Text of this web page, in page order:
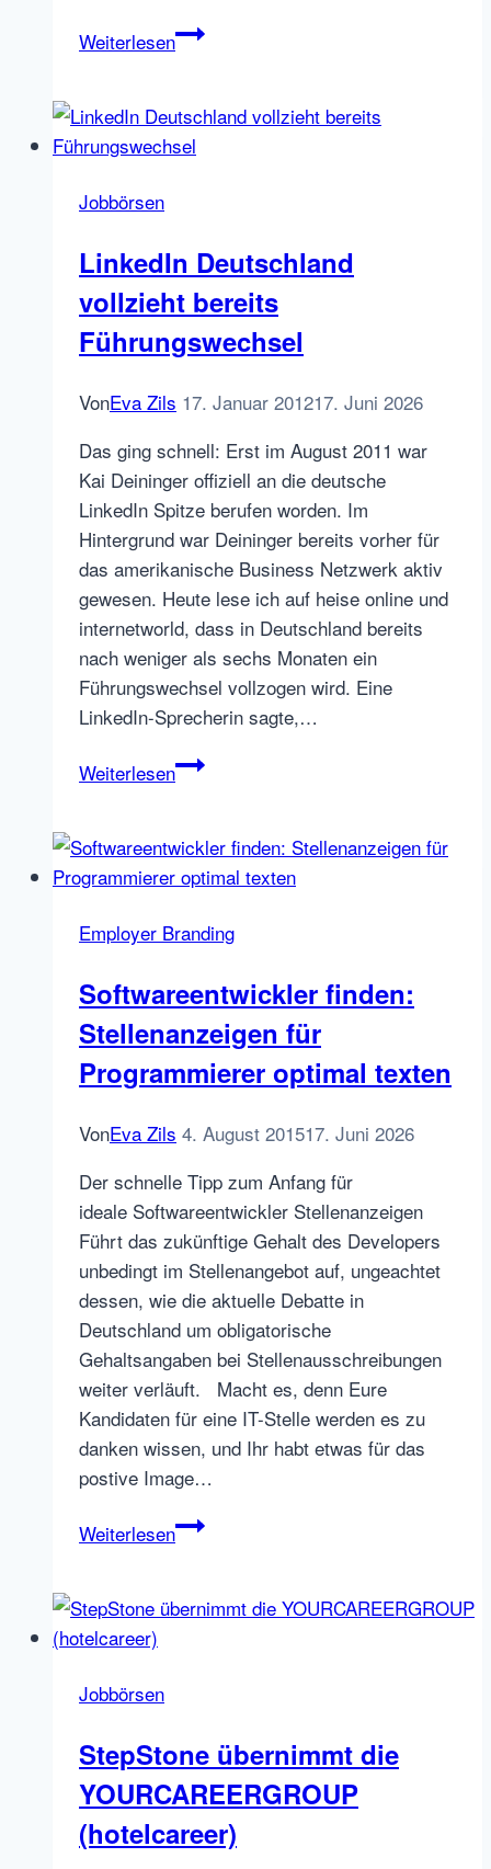
WeiterlesenJobbörsen
vor
und
Lockdown:
Grafik,
Auswertung,
Kommentare
Jobbörsen
LinkedIn Deutschland
vollzieht bereits
Führungswechsel
VonEva Zils 17. Januar 201217. Juni 2026
Das ging schnell: Erst im August 2011 war
Kai Deininger offiziell an die deutsche
LinkedIn Spitze berufen worden. Im
Hintergrund war Deininger bereits vorher für
das amerikanische Business Netzwerk aktiv
gewesen. Heute lese ich auf heise online und
internetworld, dass in Deutschland bereits
nach weniger als sechs Monaten ein
Führungswechsel vollzogen wird. Eine
LinkedIn-Sprecherin sagte,…
WeiterlesenLinkedIn
bereits
Führungswechsel
Employer Branding
Softwareentwickler finden:
Stellenanzeigen für
Programmierer optimal texten
VonEva Zils 4. August 201517. Juni 2026
Der schnelle Tipp zum Anfang für
ideale Softwareentwickler Stellenanzeigen
Führt das zukünftige Gehalt des Developers
unbedingt im Stellenangebot auf, ungeachtet
dessen, wie die aktuelle Debatte in
Deutschland um obligatorische
Gehaltsangaben bei Stellenausschreibungen
weiter verläuft. Macht es, denn Eure
Kandidaten für eine IT-Stelle werden es zu
danken wissen, und Ihr habt etwas für das
postive Image…
WeiterlesenSoftwareentwickler
für
Jobbörsen
StepStone übernimmt die
YOURCAREERGROUP
(hotelcareer)